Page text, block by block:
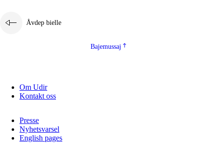
Åvdep bielle
Bajemussaj
Om Udir
Kontakt oss
Presse
Nyhetsvarsel
English pages